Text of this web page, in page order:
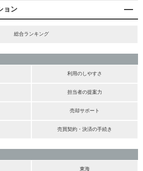
ョン
総合ランキング
利用のしやすさ
担当者の提案力
売却サポート
売買契約・決済の手続き
東海